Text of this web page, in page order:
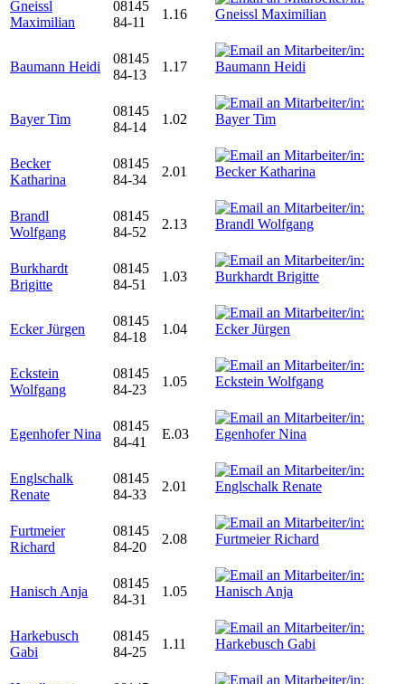
Gneissl
Maximilian
08145
84-11
1.16
Baumann Heidi
08145
84-13
1.17
Bayer Tim
08145
84-14
1.02
Becker
Katharina
08145
84-34
2.01
Brandl
Wolfgang
08145
84-52
2.13
Burkhardt
Brigitte
08145
84-51
1.03
Ecker Jürgen
08145
84-18
1.04
Eckstein
Wolfgang
08145
84-23
1.05
Egenhofer Nina
08145
84-41
E.03
Englschalk
Renate
08145
84-33
2.01
Furtmeier
Richard
08145
84-20
2.08
Hanisch Anja
08145
84-31
1.05
Harkebusch
Gabi
08145
84-25
1.11